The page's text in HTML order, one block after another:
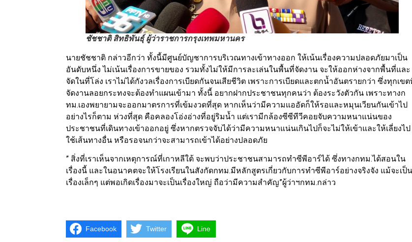
ชัชชาติ สิทธิพันธุ์ ผู้ว่าราชการกรุงเทพมหานคร
นายชัชชาติ กล่าวอีกว่า ทั้งนี้มีศูนย์บัญชาการบริเวณทางเข้าทางออก ให้เน้นเรื่องความปลอดภัยมาเป็น
อันดับหนึ่ง ไม่เน้นเรื่องการขายของ รวมทั้งไม่ให้มีการละเล่นในพื้นที่จัดงาน จะให้ออกห่างจากพื้นที่และ
จัดในที่โล่ง เราไม่ได้กังวลเรื่องการเบียดกันจนเสียชีวิต เพราะการเบียดและตกน้ำอันตรายกว่า ซึ่งทุกเขต
จัดงานลอยกระทงจะต้องทำแผนเข้ามา ทั้งนี้ อยากฝากประชาชนทุกคนว่า ต้องระวังตัวกัน เพราะทางก
ทม.เองพยายามจะออกมาตรการที่เข้มงวดที่สุด หากเห็นว่ามีความแออัดก็ให้รอและหมุนเวียนกันเข้าไป
อย่างไรก็ตาม ห่วงที่สุด คือคลองโอ่งอ่างที่อยู่ริมน้ำ แต่เรามีกล้องซีซีทีวีคอยจับความหนาแน่นของ
ประชาชนที่เดินทางเข้าออกอยู่ ซึ่งหากตรวจจับได้ว่ามีความหนาแน่นเกินไปก็จะไม่ให้เข้าและให้เลี่ยงไป
ใช้เส้นทางอื่น หรือรอจนกว่าจะสามารถเข้าได้อย่างปลอดภัย
” สิ่งที่เราเห็นจากเหตุการณ์ที่เกาหลีใต้ จะพบว่าประชาชนสามารถทำซีพีอาร์ได้ ซึ่งทางกทม.ได้สอนใน
เรื่องนี้ และในอนาคตจะให้โรงเรียนในสังกัดกทม.มีหลักสูตรเกี่ยวกับการทำซีพีอาร์อย่างจริงจัง แม้จะเป็น
เรื่องเล็กๆ แต่พอเกิดเรื่องมาจะเป็นเรื่องใหญ่ ถือว่ามีความสำคัญ”ผู้ว่าฯกทม.กล่าว
Facebook Twitter Line